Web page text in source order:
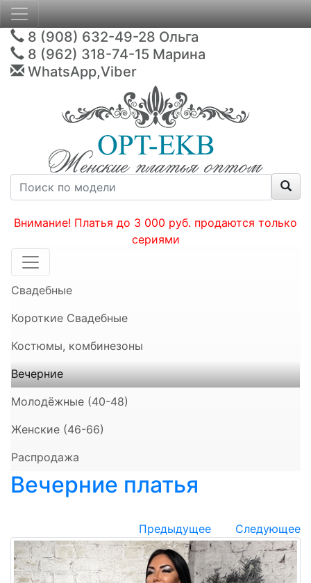
8 (908) 632-49-28 Ольга
8 (962) 318-74-15 Марина
WhatsApp,Viber
Внимание! Платья до 3 000 руб. продаются только
сериями
Свадебные
Короткие Свадебные
Костюмы, комбинезоны
Вечерние
Молодёжные (40-48)
Женские (46-66)
Распродажа
Вечерние платья
Предыдущее Следующее